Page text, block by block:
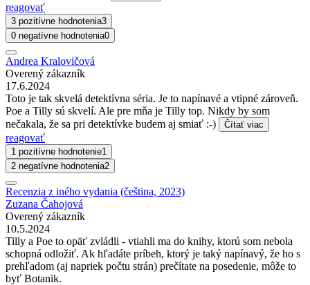
reagovať
3 pozitívne hodnotenia3
0 negatívne hodnotenia0
Andrea Kralovičová
Overený zákazník
17.6.2024
Toto je tak skvelá detektívna séria. Je to napínavé a vtipné zároveň.
Poe a Tilly sú skvelí. Ale pre mňa je Tilly top. Nikdy by som
nečakala, že sa pri detektívke budem aj smiať :-)
Čítať viac
reagovať
1 pozitívne hodnotenie1
2 negatívne hodnotenia2
Recenzia z iného vydania (čeština, 2023)
Zuzana Čahojová
Overený zákazník
10.5.2024
Tilly a Poe to opäť zvládli - vtiahli ma do knihy, ktorú som nebola
schopná odložiť. Ak hľadáte príbeh, ktorý je taký napínavý, že ho s
prehľadom (aj napriek počtu strán) prečítate na posedenie, môže to
byť Botanik.